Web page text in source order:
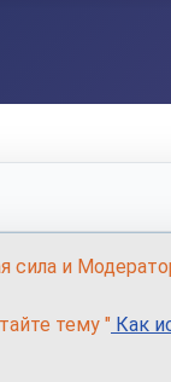
сила и
тему " Как